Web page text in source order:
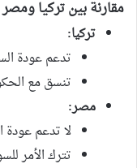
مقارنة بين تركيا
تركيا:
تدعم عودة
تنسق مع
مصر:
لا تدعم عودة
تترك الأمر